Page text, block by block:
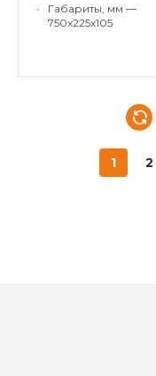
•
Габариты, мм —
750x225x105
1 2